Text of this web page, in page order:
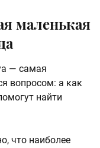
маленькая
— самая
вопросом: а как
найти
что наиболее